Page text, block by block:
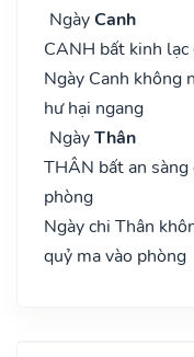
NgàyCanh
CANH bất kinh
Ngày Canh không
hư hại ngang
NgàyThân
THÂN bất an
phòng
Ngày chi Thân
quỷ ma vào phòng